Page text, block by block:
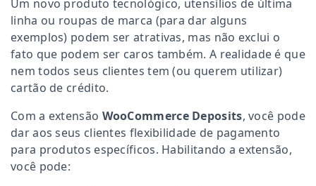
Um novo produto tecnológico, utensílios de última
linha ou roupas de marca (para dar alguns
exemplos) podem ser atrativas, mas não exclui o
fato que podem ser caros também. A realidade é que
nem todos seus clientes tem (ou querem utilizar)
cartão de crédito.
Com a extensão WooCommerce Deposits, você pode
dar aos seus clientes flexibilidade de pagamento
para produtos específicos. Habilitando a extensão,
você pode: